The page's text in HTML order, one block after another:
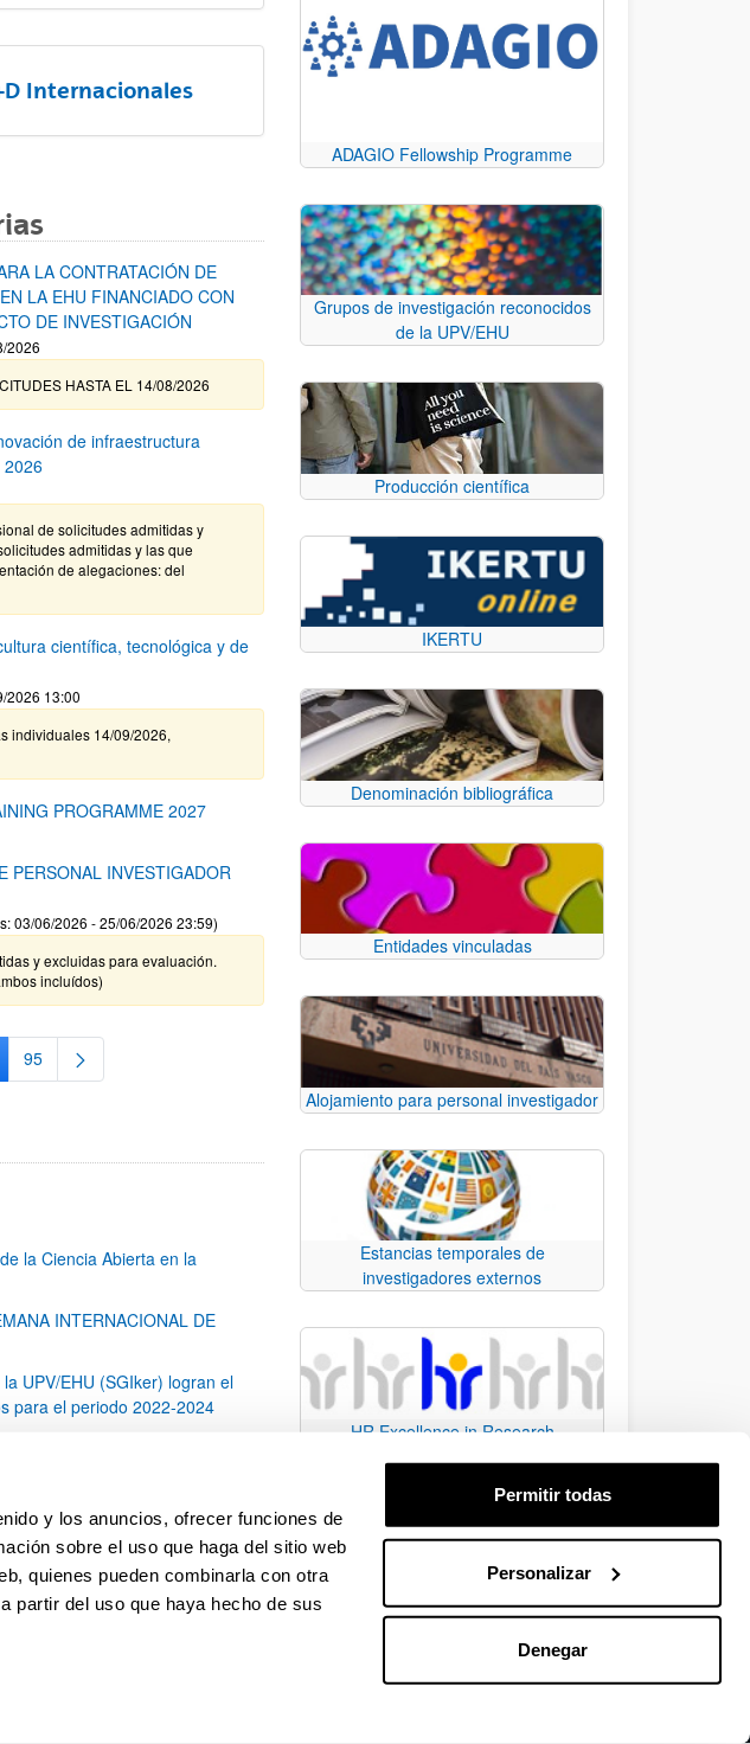
y los anuncios, ofrecer funciones de
sobre el uso que haga del sitio web
quienes pueden combinarla con otra
partir del uso que haya hecho de sus
Permitir todas
Personalizar
Denegar
Internacionales
LA CONTRATACIÓN DE
LA EHU FINANCIADO CON
DE INVESTIGACIÓN
2026
HASTA EL 14/08/2026
de infraestructura
2026
de solicitudes admitidas y
admitidas y las que
de alegaciones: del
científica, tecnológica y de
2026 13:00
individuales 14/09/2026,
PROGRAMME 2027
PERSONAL INVESTIGADOR
03/06/2026 - 25/06/2026 23:59)
y excluidas para evaluación.
incluídos)
intermedias Use TAB para desplazarse.
Página
95
la Ciencia Abierta en la
INTERNACIONAL DE
UPV/EHU (SGIker) logran el
para el periodo 2022-2024
Use TAB para desplazarse.
...
Páginas intermedias Use TAB para desplazarse.
Página
79
ADAGIO Fellowship Programme
Grupos de investigación reconocidos
de la UPV/EHU
Producción científica
IKERTU
Denominación bibliográfica
Entidades vinculadas
Alojamiento para personal investigador
Estancias temporales de
investigadores externos
HR Excellence in Research